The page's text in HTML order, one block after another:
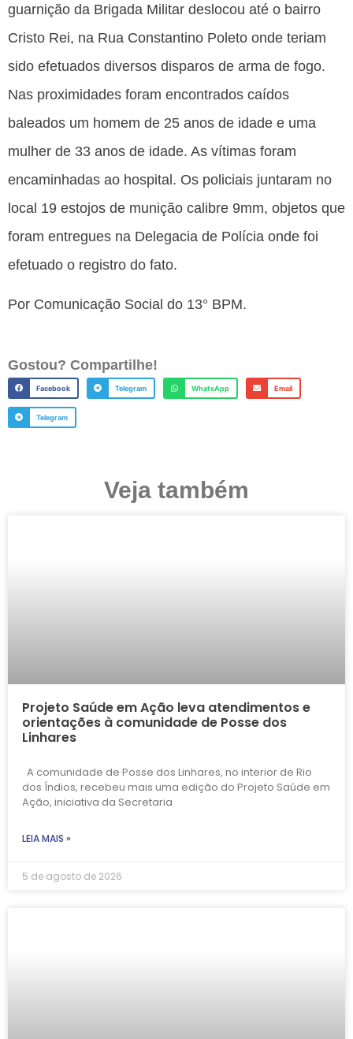
guarnição da Brigada Militar deslocou até o bairro
Cristo Rei, na Rua Constantino Poleto onde teriam
sido efetuados diversos disparos de arma de fogo.
Nas proximidades foram encontrados caídos
baleados um homem de 25 anos de idade e uma
mulher de 33 anos de idade. As vítimas foram
encaminhadas ao hospital. Os policiais juntaram no
local 19 estojos de munição calibre 9mm, objetos que
foram entregues na Delegacia de Polícia onde foi
efetuado o registro do fato.
Por Comunicação Social do 13° BPM.
Gostou? Compartilhe!
Facebook Telegram WhatsApp Email
Telegram
Veja também
Projeto Saúde em Ação leva atendimentos e
orientações à comunidade de Posse dos
Linhares
A comunidade de Posse dos Linhares, no interior de Rio
dos Índios, recebeu mais uma edição do Projeto Saúde em
Ação, iniciativa da Secretaria
LEIA MAIS »
5 de agosto de 2026